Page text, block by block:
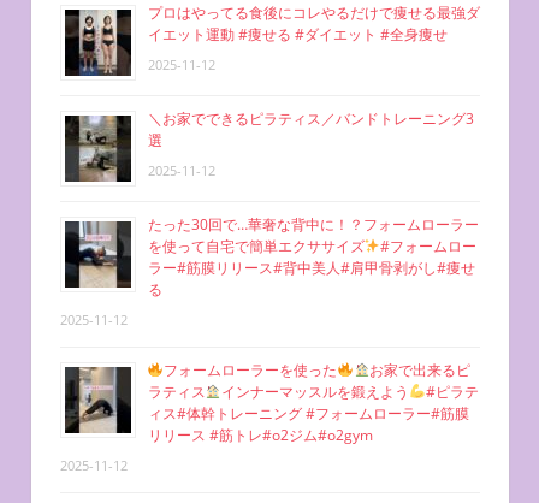
プロはやってる食後にコレやるだけで痩せる最強ダ
イエット運動 #痩せる #ダイエット #全身痩せ
2025-11-12
＼お家でできるピラティス／バンドトレーニング3
選
2025-11-12
たった30回で…華奢な背中に！？フォームローラー
を使って自宅で簡単エクササイズ
#フォームロー
ラー#筋膜リリース#背中美人#肩甲骨剥がし#痩せ
る
2025-11-12
フォームローラーを使った
お家で出来るピ
ラティス
インナーマッスルを鍛えよう
#ピラテ
ィス#体幹トレーニング #フォームローラー#筋膜
リリース #筋トレ#o2ジム#o2gym
2025-11-12